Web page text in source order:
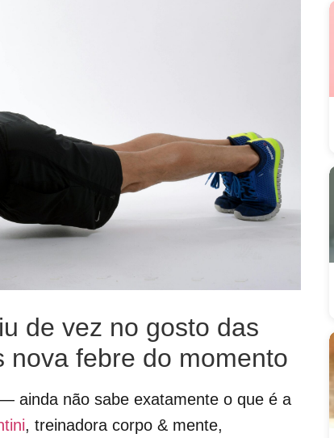
de vez no gosto das
nova febre do momento
ainda não sabe exatamente o que é a
, treinadora corpo & mente,